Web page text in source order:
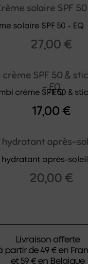
solaire SPF 50
27,00 €
SPF 50 &
– EQ
17,00€
hydratant après-
20,00 €
Livraison offerte
partir de 49 € en
et 59 € en Belgique